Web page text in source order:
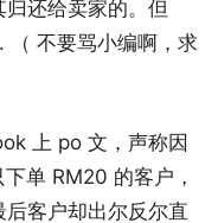
还给卖家的。但
（ 不要骂小编啊，求
上 po 文，声称因
单 RM20 的客户，
客户却出尔反尔直